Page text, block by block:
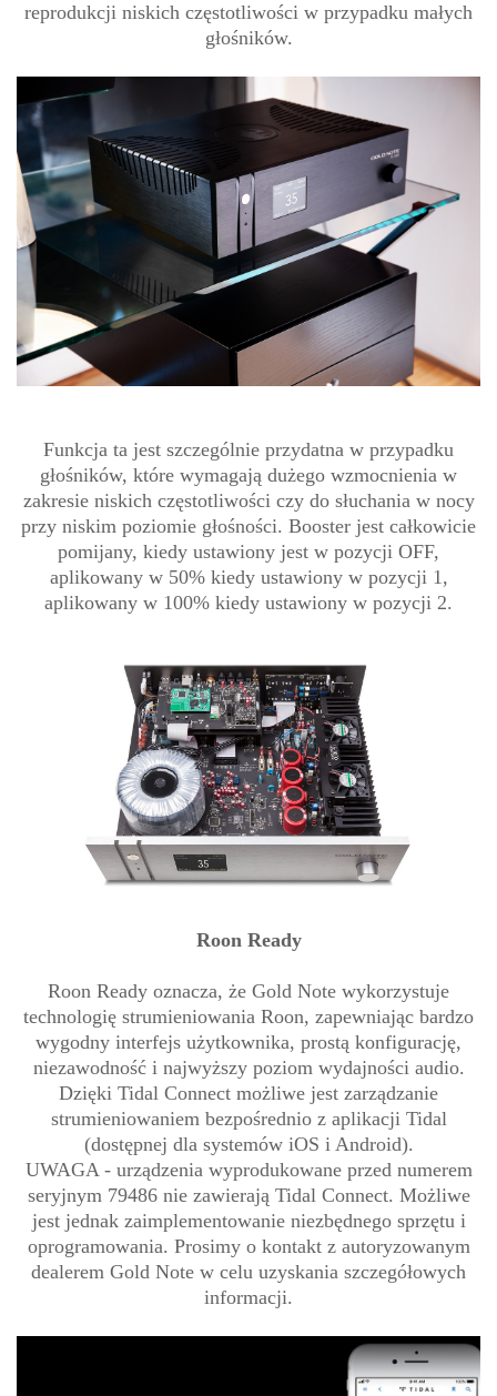
reprodukcji niskich częstotliwości w przypadku małych
głośników.
Funkcja ta jest szczególnie przydatna w przypadku
głośników, które wymagają dużego wzmocnienia w
zakresie niskich częstotliwości czy do słuchania w nocy
przy niskim poziomie głośności. Booster jest całkowicie
pomijany, kiedy ustawiony jest w pozycji OFF,
aplikowany w 50% kiedy ustawiony w pozycji 1,
aplikowany w 100% kiedy ustawiony w pozycji 2.
Roon Ready
Roon Ready oznacza, że Gold Note wykorzystuje
technologię strumieniowania Roon, zapewniając bardzo
wygodny interfejs użytkownika, prostą konfigurację,
niezawodność i najwyższy poziom wydajności audio.
Dzięki Tidal Connect możliwe jest zarządzanie
strumieniowaniem bezpośrednio z aplikacji Tidal
(dostępnej dla systemów iOS i Android).
UWAGA - urządzenia wyprodukowane przed numerem
seryjnym 79486 nie zawierają Tidal Connect. Możliwe
jest jednak zaimplementowanie niezbędnego sprzętu i
oprogramowania. Prosimy o kontakt z autoryzowanym
dealerem Gold Note w celu uzyskania szczegółowych
informacji.